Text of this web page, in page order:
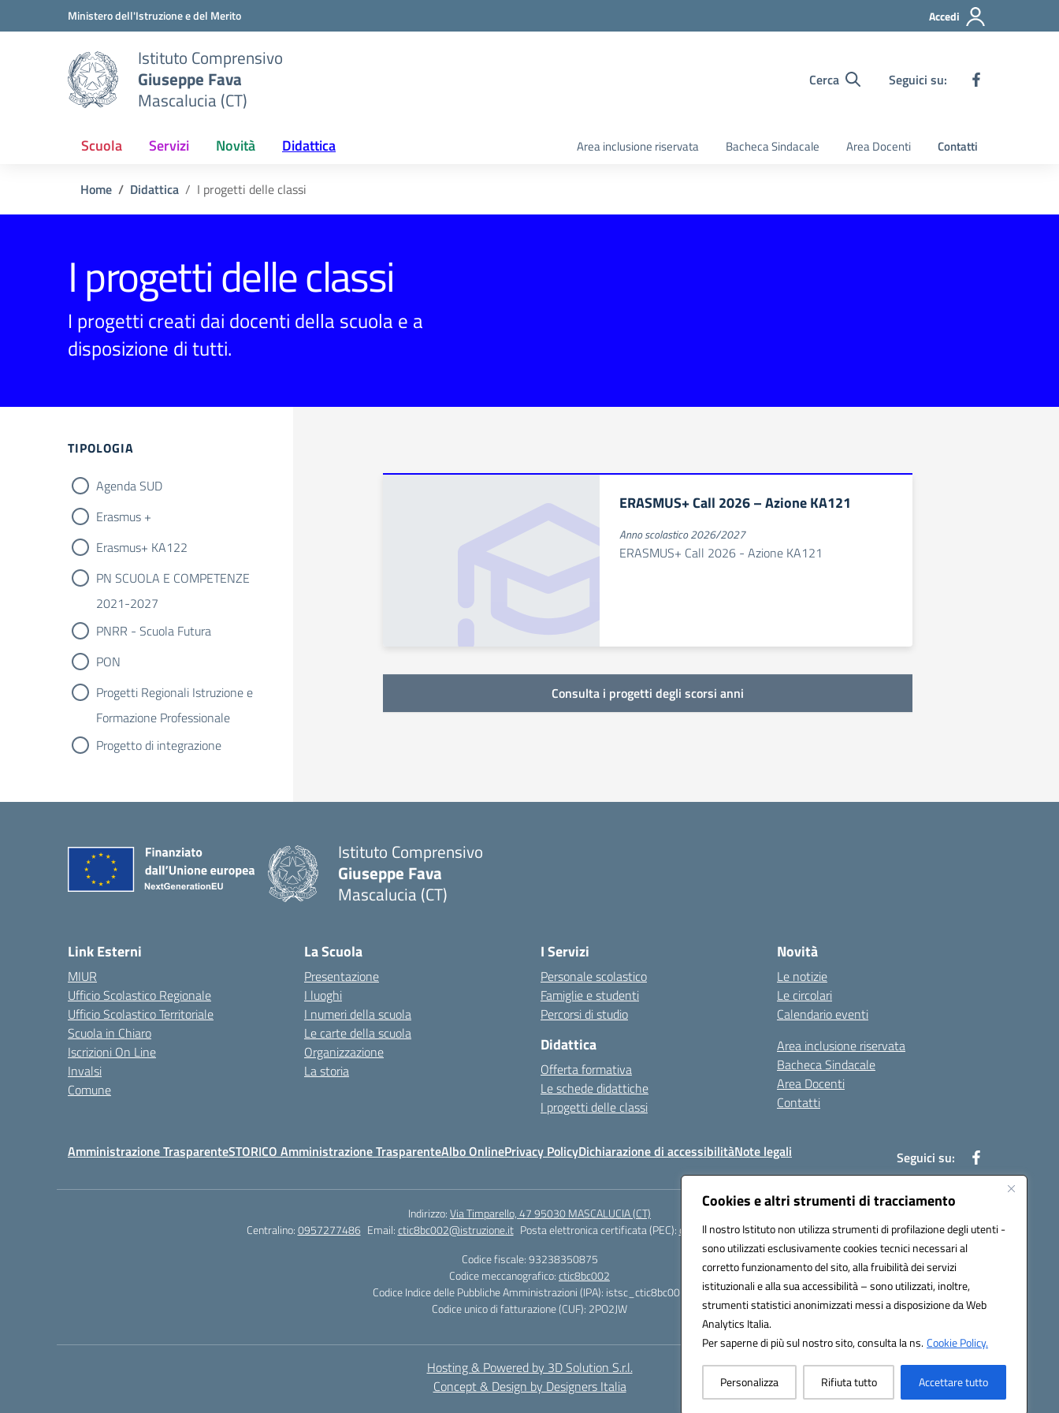
Cookies e altri strumenti di tracciamento
Il nostro Istituto non utilizza strumenti di profilazione degli utenti -
sono utilizzati esclusivamente cookies tecnici necessari al
corretto funzionamento del sito, alla fruibilità dei servizi
istituzionali e alla sua accessibilità – sono utilizzati, inoltre,
strumenti statistici anonimizzati messi a disposizione da Web
Analytics Italia.
Per saperne di più sul nostro sito, consulta la ns.Cookie Policy.
Personalizza Rifiuta tutto Accettare tutto
Vai ai contenuti
Vai al menu di navigazioneMinistero dell'Istruzione e del Merito Accedi
Istituto Comprensivo
Giuseppe Fava
Mascalucia (CT)
Cerca Seguici su:
Scuola Servizi Novità Didattica Area inclusione riservata Bacheca Sindacale Area Docenti Contatti
Home Didattica I progetti delle classi
I progetti delle classi
I progetti creati dai docenti della scuola e a
disposizione di tutti.
Filtri
TIPOLOGIA
Agenda SUD
Erasmus +
Erasmus+ KA122
PN SCUOLA E COMPETENZE
2021-2027
PNRR - Scuola Futura
PON
Progetti Regionali Istruzione e
Formazione Professionale
Progetto di integrazione
ERASMUS+ Call 2026 – Azione KA121
Anno scolastico 2026/2027
ERASMUS+ Call 2026 - Azione KA121
Consulta i progetti degli scorsi anni
Istituto Comprensivo
Giuseppe Fava
Mascalucia (CT)
Link Esterni
MIUR
Ufficio Scolastico Regionale
Ufficio Scolastico Territoriale
Scuola in Chiaro
Iscrizioni On Line
Invalsi
Comune
La Scuola
Presentazione
I luoghi
I numeri della scuola
Le carte della scuola
Organizzazione
La storia
I Servizi
Personale scolastico
Famiglie e studenti
Percorsi di studio
Didattica
Offerta formativa
Le schede didattiche
I progetti delle classi
Novità
Le notizie
Le circolari
Calendario eventi
Area inclusione riservata
Bacheca Sindacale
Area Docenti
Contatti
Amministrazione TrasparenteSTORICO Amministrazione TrasparenteAlbo OnlinePrivacy PolicyDichiarazione di accessibilitàNote legali Seguici su:
Indirizzo:Via Timparello, 47 95030 MASCALUCIA (CT)
Centralino:0957277486 Email:ctic8bc002@istruzione.it Posta elettronica certificata (PEC):ctic8bc002@pec.istruzione.it
Codice fiscale: 93238350875
Codice meccanografico:ctic8bc002
Codice Indice delle Pubbliche Amministrazioni (IPA): istsc_ctic8bc002
Codice unico di fatturazione (CUF): 2PO2JW
Hosting & Powered by 3D Solution S.r.l.
Concept & Design by Designers Italia